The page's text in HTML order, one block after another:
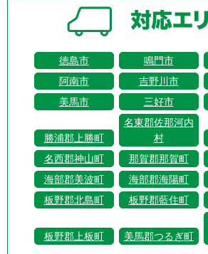
徳島市 鳴門市
阿南市
吉野川市
美馬市
三好市
勝浦郡上勝町
名東郡佐那河内
村
名西郡神山町
那賀郡那賀町
海部郡美波町
海部郡海陽町
板野郡北島町
板野郡藍住町
板野郡上板町 美馬郡つるぎ町